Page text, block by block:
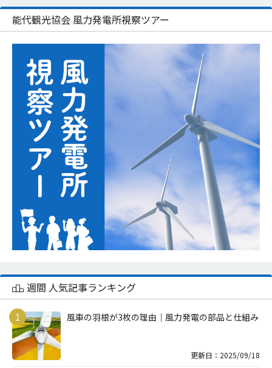
能代観光協会 風力発電所視察ツアー
週間 人気記事ランキング
風車の羽根が3枚の理由｜風力発電の部品と仕組み
更新日：2025/09/18